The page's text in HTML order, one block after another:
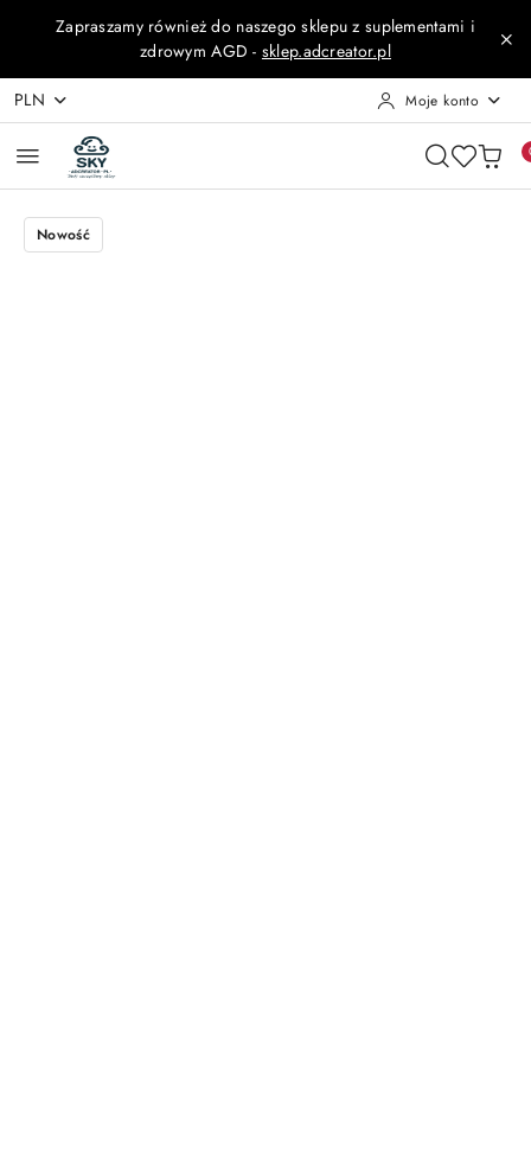
Przejdź do treści głównej
Przejdź do wyszukiwarki
Przejdź do moje konto
Przejdź do menu głównego
Przejdź do opisu produktu
Przejdź do stopki
Zapraszamy również do naszego sklepu z suplementami i
zdrowym AGD - sklep.adcreator.pl
PLN Moje konto
Nowość